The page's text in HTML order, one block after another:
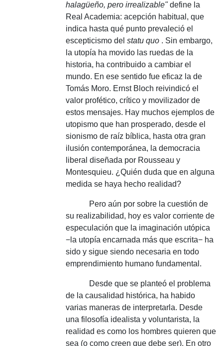
halagüeño, pero irrealizable"define la
Real Academia: acepción habitual, que
indica hasta qué punto prevaleció el
escepticismo del statu quo . Sin embargo,
la utopía ha movido las ruedas de la
historia, ha contribuido a cambiar el
mundo. En ese sentido fue eficaz la de
Tomás Moro. Ernst Bloch reivindicó el
valor profético, crítico y movilizador de
estos mensajes. Hay muchos ejemplos de
utopismo que han prosperado, desde el
sionismo de raíz bíblica, hasta otra gran
ilusión contemporánea, la democracia
liberal diseñada por Rousseau y
Montesquieu. ¿Quién duda que en alguna
medida se haya hecho realidad?
Pero aún por sobre la cuestión de
su realizabilidad, hoy es valor corriente de
especulación que la imaginación utópica
−la utopía encarnada más que escrita− ha
sido y sigue siendo necesaria en todo
emprendimiento humano fundamental.
Desde que se planteó el problema
de la causalidad histórica, ha habido
varias maneras de interpretarla. Desde
una filosofía idealista y voluntarista, la
realidad es como los hombres quieren que
sea (o como creen que debe ser). En otro